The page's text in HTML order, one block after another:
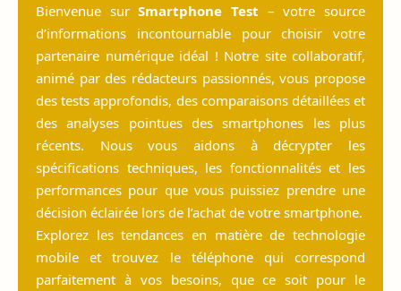
Bienvenue surSmartphone Test – votre source
d’informations incontournable pour choisir votre
partenaire numérique idéal ! Notre site collaboratif,
animé par des rédacteurs passionnés, vous propose
des tests approfondis, des comparaisons détaillées et
des analyses pointues des smartphones les plus
récents. Nous vous aidons à décrypter les
spécifications techniques, les fonctionnalités et les
performances pour que vous puissiez prendre une
décision éclairée lors de l’achat de votre smartphone.
Explorez les tendances en matière de technologie
mobile et trouvez le téléphone qui correspond
parfaitement à vos besoins, que ce soit pour le